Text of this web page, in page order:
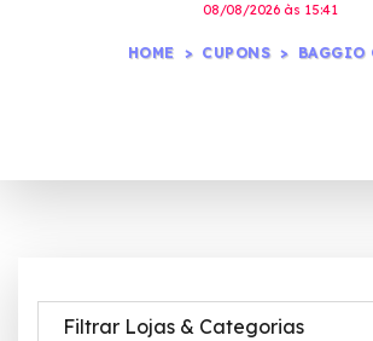
08/08/2026 às 15:41
HOME CUPONS BAGGIO
Filtrar Lojas & Categorias